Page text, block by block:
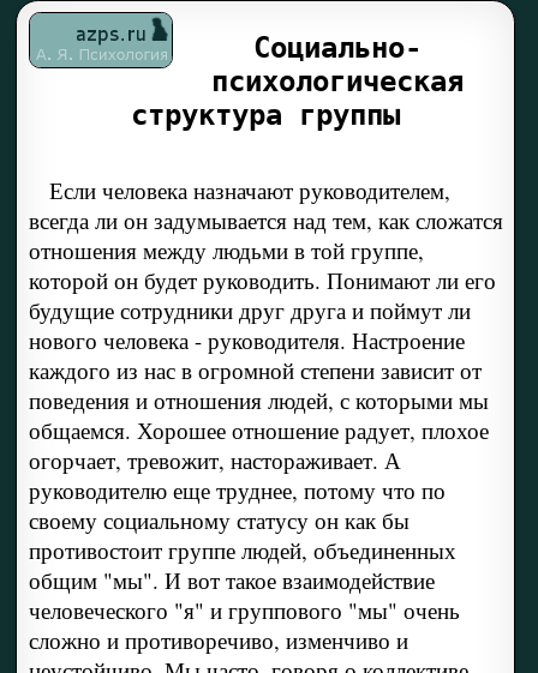
Социально-
психологическая
структура группы
Если человека назначают руководителем,
всегда ли он задумывается над тем, как сложатся
отношения между людьми в той группе,
которой он будет руководить. Понимают ли его
будущие сотрудники друг друга и поймут ли
нового человека - руководителя. Настроение
каждого из нас в огромной степени зависит от
поведения и отношения людей, с которыми мы
общаемся. Хорошее отношение радует, плохое
огорчает, тревожит, настораживает. А
руководителю еще труднее, потому что по
своему социальному статусу он как бы
противостоит группе людей, объединенных
общим "мы". И вот такое взаимодействие
человеческого "я" и группового "мы" очень
сложно и противоречиво, изменчиво и